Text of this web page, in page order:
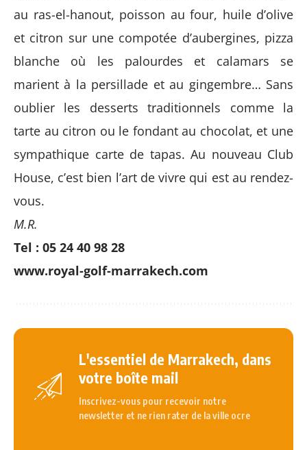
au ras-el-hanout, poisson au four, huile d’olive
et citron sur une compotée d’aubergines, pizza
blanche où les palourdes et calamars se
marient à la persillade et au gingembre… Sans
oublier les desserts traditionnels comme la
tarte au citron ou le fondant au chocolat, et une
sympathique carte de tapas. Au nouveau Club
House, c’est bien l’art de vivre qui est au rendez-
vous.
M.R.
Tel : 05 24 40 98 28
www.royal-golf-marrakech.com
L'essentiel de Marrakech, dans
votre boîte mail
Inscrivez-vous pour recevoir notre
newsletter et ne rien rater de la ville ocre